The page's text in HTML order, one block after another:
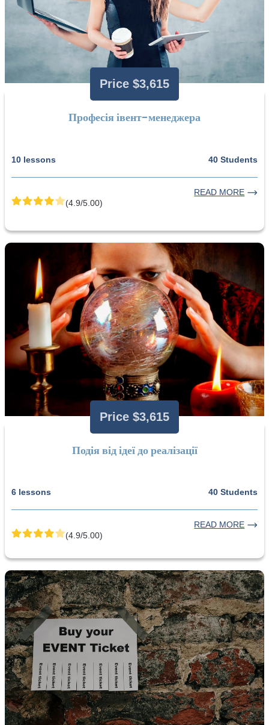
Price $3,615
Професія івент-менеджера
10 lessons 40 Students
(4.9/5.00)
READ MORE
Price $3,615
Подія від ідеї до реалізації
6 lessons 40 Students
(4.9/5.00)
READ MORE